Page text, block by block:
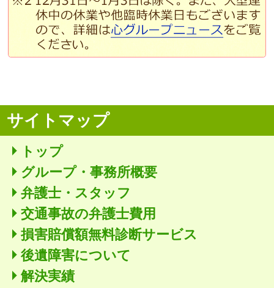
サイトマップ
トップ
グループ・事務所概要
弁護士・スタッフ
交通事故の弁護士費用
損害賠償額無料診断サービス
後遺障害について
解決実績